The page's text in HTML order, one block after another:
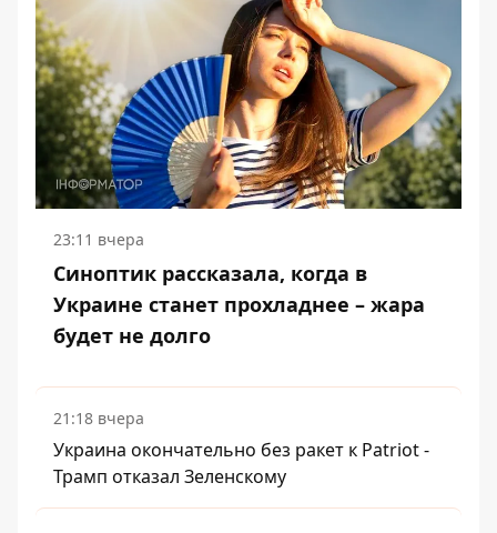
23:11 вчера
Синоптик рассказала, когда в
Украине станет прохладнее – жара
будет не долго
21:18 вчера
Украина окончательно без ракет к Patriot -
Трамп отказал Зеленскому